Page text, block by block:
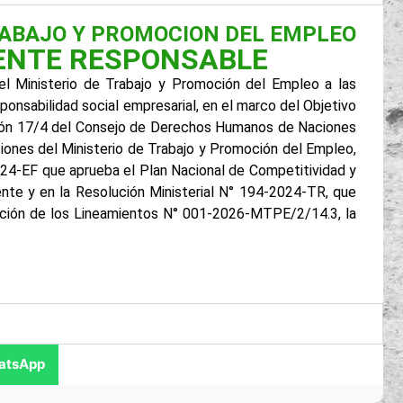
Y PROMOCION DEL EMPLEO
RESPONSABLE
Ministerio de Trabajo y Promoción del Empleo a las
social empresarial, en el marco del Objetivo
17/4 del Consejo de Derechos Humanos de Naciones
del Ministerio de Trabajo y Promoción del Empleo,
EF que aprueba el Plan Nacional de Competitividad y
y en la Resolución Ministerial N° 194-2024-TR, que
de los Lineamientos N° 001-2026-MTPE/2/14.3, la